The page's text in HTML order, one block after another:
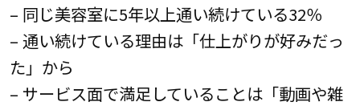
– 同じ美容室に5年以上通い続けている32％
– 通い続けている理由は「仕上がりが好みだっ
た」から
– サービス面で満足していることは「動画や雑